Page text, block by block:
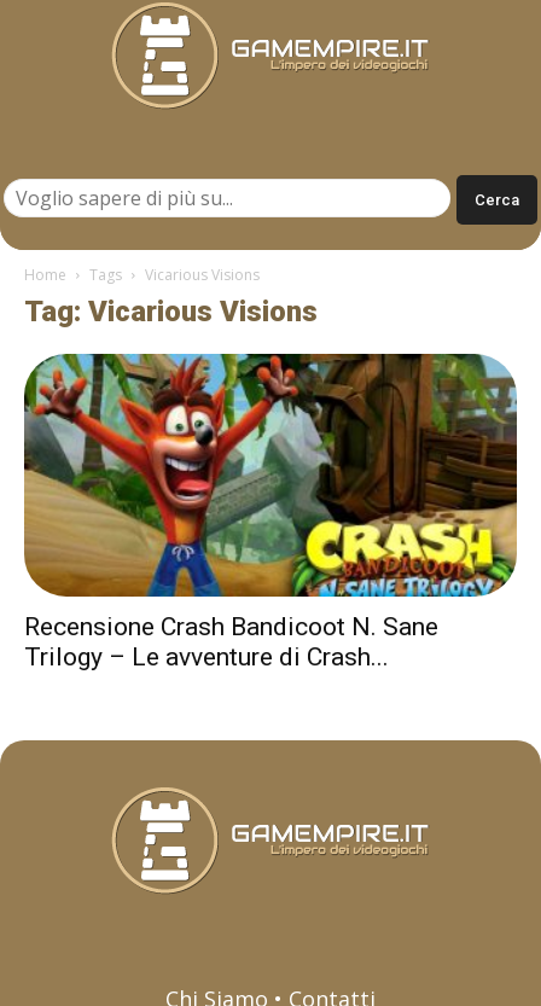
Home Tags Vicarious Visions
Tag: Vicarious Visions
Recensione Crash Bandicoot N. Sane
Trilogy – Le avventure di Crash...
Chi Siamo • Contatti